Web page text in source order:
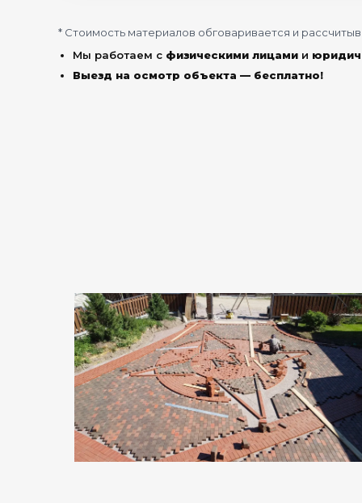
* Стоимость материалов обговаривается и
Мы работаем с физическими лицами и
Выезд на осмотр объекта — бесплатно!